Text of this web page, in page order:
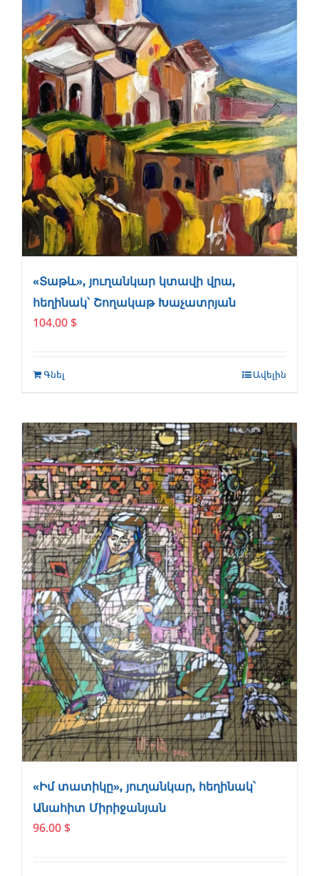
«Տաթև», յուղանկար կտավի վրա,
հեղինակ՝ Շողակաթ Խաչատրյան
104.00 $
Գնել Ավելին
«Իմ տատիկը», յուղանկար, հեղինակ՝
Անահիտ Միրիջանյան
96.00 $